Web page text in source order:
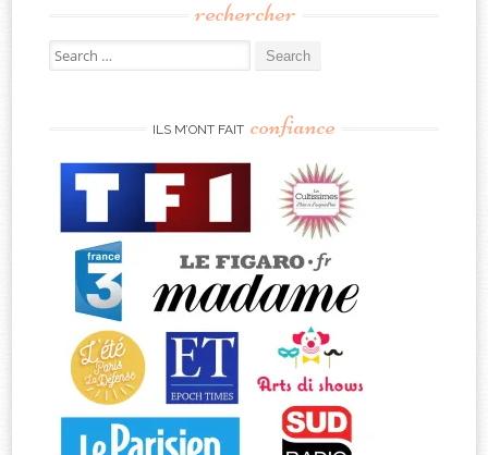
rechercher
Search
for:
ILS M’ONT FAIT confiance